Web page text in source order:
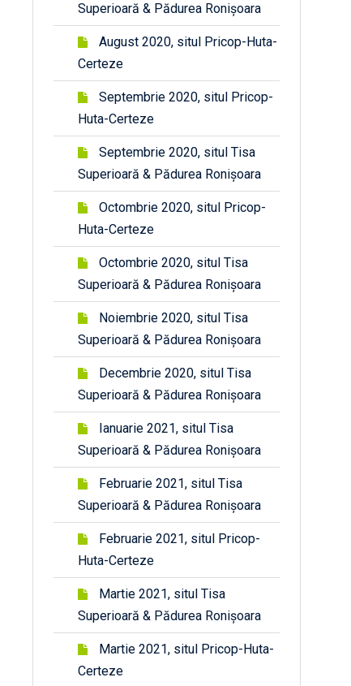
Superioară & Pădurea Ronișoara
August 2020, situl Pricop-Huta-
Certeze
Septembrie 2020, situl Pricop-
Huta-Certeze
Septembrie 2020, situl Tisa
Superioară & Pădurea Ronișoara
Octombrie 2020, situl Pricop-
Huta-Certeze
Octombrie 2020, situl Tisa
Superioară & Pădurea Ronișoara
Noiembrie 2020, situl Tisa
Superioară & Pădurea Ronișoara
Decembrie 2020, situl Tisa
Superioară & Pădurea Ronișoara
Ianuarie 2021, situl Tisa
Superioară & Pădurea Ronișoara
Februarie 2021, situl Tisa
Superioară & Pădurea Ronișoara
Februarie 2021, situl Pricop-
Huta-Certeze
Martie 2021, situl Tisa
Superioară & Pădurea Ronișoara
Martie 2021, situl Pricop-Huta-
Certeze